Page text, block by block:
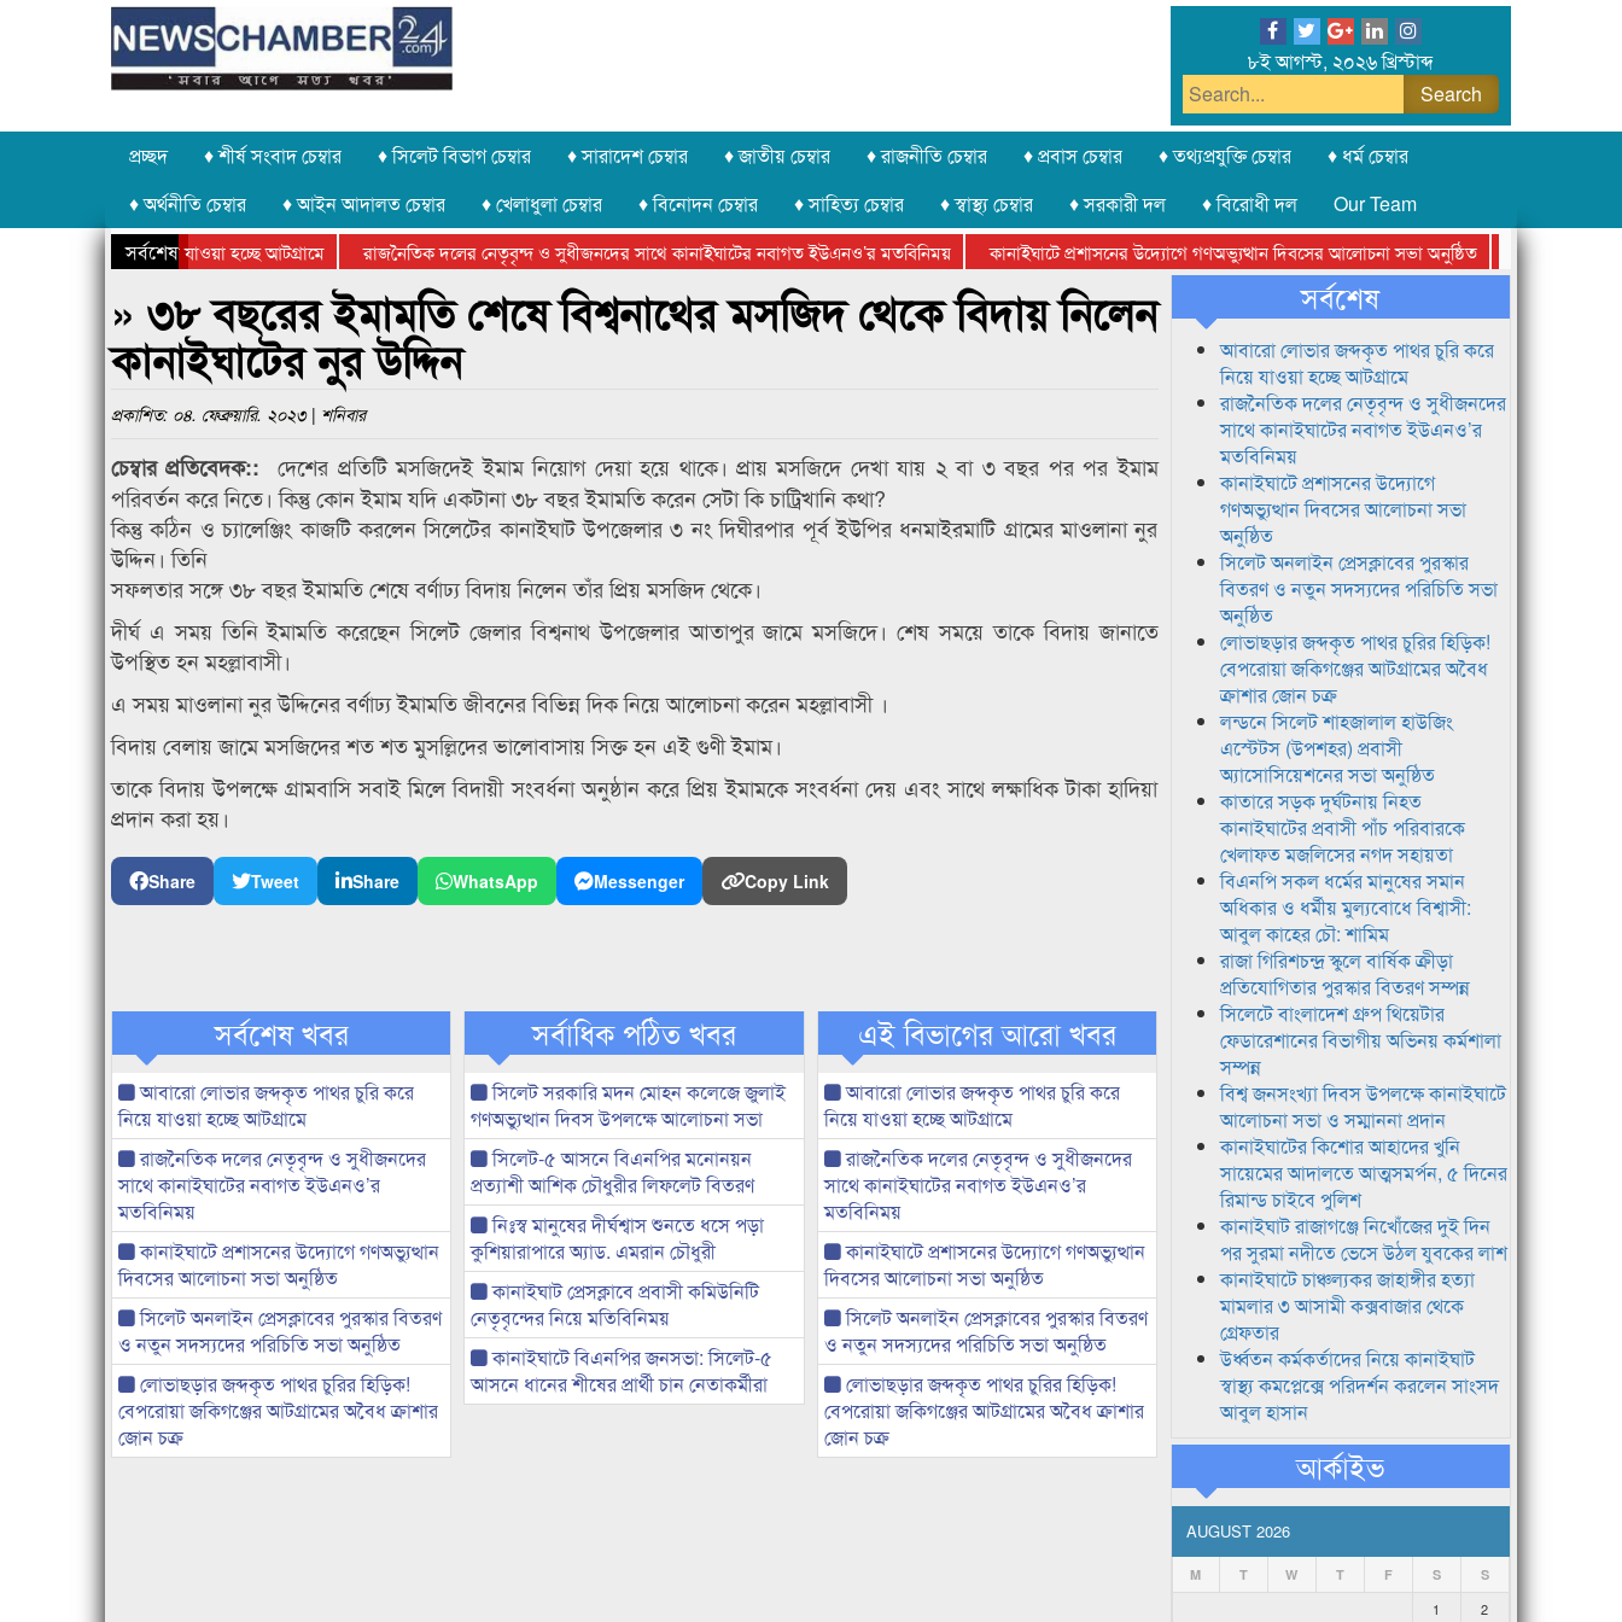
৮ই আগস্ট, ২০২৬ খ্রিস্টাব্দ
প্রচ্ছদ ♦ শীর্ষ সংবাদ চেম্বার ♦ সিলেট বিভাগ চেম্বার ♦ সারাদেশ চেম্বার ♦ জাতীয় চেম্বার ♦ রাজনীতি চেম্বার ♦ প্রবাস চেম্বার ♦ তথ্যপ্রযুক্তি চেম্বার
♦ ধর্ম চেম্বার
♦ অর্থনীতি চেম্বার
♦ আইন আদালত চেম্বার ♦ খেলাধুলা চেম্বার ♦ বিনোদন চেম্বার ♦ সাহিত্য চেম্বার ♦ স্বাস্থ্য চেম্বার ♦ সরকারী দল ♦ বিরোধী দল
Our Team
সর্বশেষ
পাথর চুরি করে নিয়ে যাওয়া হচ্ছে আটগ্রামে রাজনৈতিক দলের নেতৃবৃন্দ ও সুধীজনদের সাথে কানাইঘাটের নবাগত ইউএনও’র মতবিনিময় কানাইঘাটে প্রশাসনের উদ্যোগে গণঅভ্যুত্থান দিবসের আলোচনা সভা অনুষ্ঠিত
সিলেট অনলাইন
সিলেটে বাংলাদেশ গ্রুপ থিয়েটার ফেডারেশানের বিভাগীয় অভিনয় কর্মশালা সম্পন্ন
» ৩৮ বছরের ইমামতি শেষে বিশ্বনাথের মসজিদ থেকে বিদায় নিলেন
কানাইঘাটের নুর উদ্দিন
প্রকাশিত: ০৪. ফেব্রুয়ারি. ২০২৩ | শনিবার
চেম্বার প্রতিবেদক::দেশের প্রতিটি মসজিদেই ইমাম নিয়োগ দেয়া হয়ে থাকে। প্রায় মসজিদে দেখা যায় ২ বা ৩ বছর পর পর ইমাম
পরিবর্তন করে নিতে। কিন্তু কোন ইমাম যদি একটানা ৩৮ বছর ইমামতি করেন সেটা কি চাট্রিখানি কথা?
কিন্তু কঠিন ও চ্যালেঞ্জিং কাজটি করলেন সিলেটের কানাইঘাট উপজেলার ৩ নং দিঘীরপার পূর্ব ইউপির ধনমাইরমাটি গ্রামের মাওলানা নুর
উদ্দিন। তিনি
সফলতার সঙ্গে ৩৮ বছর ইমামতি শেষে বর্ণাঢ্য বিদায় নিলেন তাঁর প্রিয় মসজিদ থেকে।
দীর্ঘ এ সময় তিনি ইমামতি করেছেন সিলেট জেলার বিশ্বনাথ উপজেলার আতাপুর জামে মসজিদে। শেষ সময়ে তাকে বিদায় জানাতে
উপস্থিত হন মহল্লাবাসী।
এ সময় মাওলানা নুর উদ্দিনের বর্ণাঢ্য ইমামতি জীবনের বিভিন্ন দিক নিয়ে আলোচনা করেন মহল্লাবাসী ।
বিদায় বেলায় জামে মসজিদের শত শত মুসল্লিদের ভালোবাসায় সিক্ত হন এই গুণী ইমাম।
তাকে বিদায় উপলক্ষে গ্রামবাসি সবাই মিলে বিদায়ী সংবর্ধনা অনুষ্ঠান করে প্রিয় ইমামকে সংবর্ধনা দেয় এবং সাথে লক্ষাধিক টাকা হাদিয়া
প্রদান করা হয়।
Share Tweet Share WhatsApp Messenger Copy Link
সর্বশেষ খবর
আবারো লোভার জব্দকৃত পাথর চুরি করে
নিয়ে যাওয়া হচ্ছে আটগ্রামে
রাজনৈতিক দলের নেতৃবৃন্দ ও সুধীজনদের
সাথে কানাইঘাটের নবাগত ইউএনও’র
মতবিনিময়
কানাইঘাটে প্রশাসনের উদ্যোগে গণঅভ্যুত্থান
দিবসের আলোচনা সভা অনুষ্ঠিত
সিলেট অনলাইন প্রেসক্লাবের পুরস্কার বিতরণ
ও নতুন সদস্যদের পরিচিতি সভা অনুষ্ঠিত
লোভাছড়ার জব্দকৃত পাথর চুরির হিড়িক!
বেপরোয়া জকিগঞ্জের আটগ্রামের অবৈধ ক্রাশার
জোন চক্র
সর্বাধিক পঠিত খবর
সিলেট সরকারি মদন মোহন কলেজে জুলাই
গণঅভ্যুত্থান দিবস উপলক্ষে আলোচনা সভা
সিলেট-৫ আসনে বিএনপির মনোনয়ন
প্রত্যাশী আশিক চৌধুরীর লিফলেট বিতরণ
নিঃস্ব মানুষের দীর্ঘশ্বাস শুনতে ধসে পড়া
কুশিয়ারাপারে অ্যাড. এমরান চৌধুরী
কানাইঘাট প্রেসক্লাবে প্রবাসী কমিউনিটি
নেতৃবৃন্দের নিয়ে মতিবিনিময়
কানাইঘাটে বিএনপির জনসভা: সিলেট-৫
আসনে ধানের শীষের প্রার্থী চান নেতাকর্মীরা
এই বিভাগের আরো খবর
আবারো লোভার জব্দকৃত পাথর চুরি করে
নিয়ে যাওয়া হচ্ছে আটগ্রামে
রাজনৈতিক দলের নেতৃবৃন্দ ও সুধীজনদের
সাথে কানাইঘাটের নবাগত ইউএনও’র
মতবিনিময়
কানাইঘাটে প্রশাসনের উদ্যোগে গণঅভ্যুত্থান
দিবসের আলোচনা সভা অনুষ্ঠিত
সিলেট অনলাইন প্রেসক্লাবের পুরস্কার বিতরণ
ও নতুন সদস্যদের পরিচিতি সভা অনুষ্ঠিত
লোভাছড়ার জব্দকৃত পাথর চুরির হিড়িক!
বেপরোয়া জকিগঞ্জের আটগ্রামের অবৈধ ক্রাশার
জোন চক্র
সর্বশেষ
আবারো লোভার জব্দকৃত পাথর চুরি করে
নিয়ে যাওয়া হচ্ছে আটগ্রামে
রাজনৈতিক দলের নেতৃবৃন্দ ও সুধীজনদের
সাথে কানাইঘাটের নবাগত ইউএনও’র
মতবিনিময়
কানাইঘাটে প্রশাসনের উদ্যোগে
গণঅভ্যুত্থান দিবসের আলোচনা সভা
অনুষ্ঠিত
সিলেট অনলাইন প্রেসক্লাবের পুরস্কার
বিতরণ ও নতুন সদস্যদের পরিচিতি সভা
অনুষ্ঠিত
লোভাছড়ার জব্দকৃত পাথর চুরির হিড়িক!
বেপরোয়া জকিগঞ্জের আটগ্রামের অবৈধ
ক্রাশার জোন চক্র
লন্ডনে সিলেট শাহজালাল হাউজিং
এস্টেটস (উপশহর) প্রবাসী
অ্যাসোসিয়েশনের সভা অনুষ্ঠিত
কাতারে সড়ক দুর্ঘটনায় নিহত
কানাইঘাটের প্রবাসী পাঁচ পরিবারকে
খেলাফত মজলিসের নগদ সহায়তা
বিএনপি সকল ধর্মের মানুষের সমান
অধিকার ও ধর্মীয় মুল্যবোধে বিশ্বাসী:
আবুল কাহের চৌ: শামিম
রাজা গিরিশচন্দ্র স্কুলে বার্ষিক ক্রীড়া
প্রতিযোগিতার পুরস্কার বিতরণ সম্পন্ন
সিলেটে বাংলাদেশ গ্রুপ থিয়েটার
ফেডারেশানের বিভাগীয় অভিনয় কর্মশালা
সম্পন্ন
বিশ্ব জনসংখ্যা দিবস উপলক্ষে কানাইঘাটে
আলোচনা সভা ও সম্মাননা প্রদান
কানাইঘাটের কিশোর আহাদের খুনি
সায়েমের আদালতে আত্মসমর্পন, ৫ দিনের
রিমান্ড চাইবে পুলিশ
কানাইঘাট রাজাগঞ্জে নিখোঁজের দুই দিন
পর সুরমা নদীতে ভেসে উঠল যুবকের লাশ
কানাইঘাটে চাঞ্চল্যকর জাহাঙ্গীর হত্যা
মামলার ৩ আসামী কক্সবাজার থেকে
গ্রেফতার
উর্ধ্বতন কর্মকর্তাদের নিয়ে কানাইঘাট
স্বাস্থ্য কমপ্লেক্সে পরিদর্শন করলেন সাংসদ
আবুল হাসান
আর্কাইভ
AUGUST 2026
M T W T F S S
1
2